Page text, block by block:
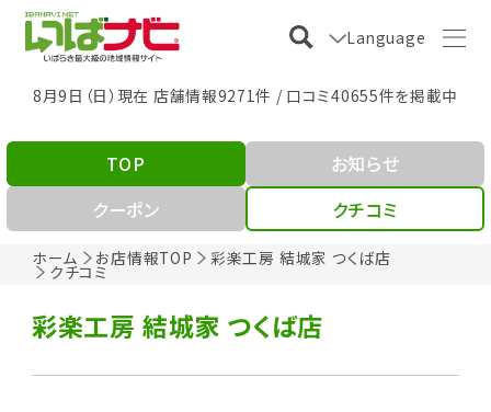
Language
8月9日（日）現在 店舗情報9271件 / 口コミ40655件を掲載中
ホーム お店情報TOP 彩楽工房 結城家 つくば店
クチコミ
TOP
お知らせ
クーポン
クチコミ
彩楽工房 結城家 つくば店